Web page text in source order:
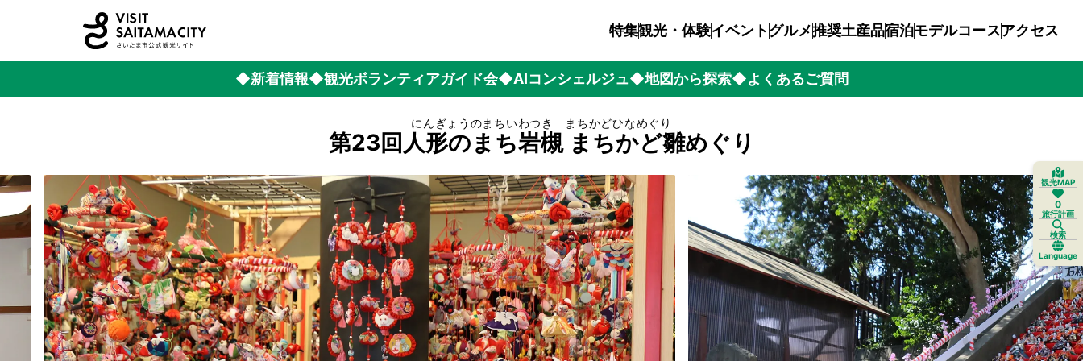
特集観光・体験イベントグルメ推奨土産品宿泊モデルコースアクセス
◆新着情報◆観光ボランティアガイド会◆AIコンシェルジュ◆地図から探索◆よくあるご質問
第23回人形のまち岩槻 まちかど雛めぐり
にんぎょうのまちいわつき まちかどひなめぐり
観光MAP
0
旅行計画
検索
Language